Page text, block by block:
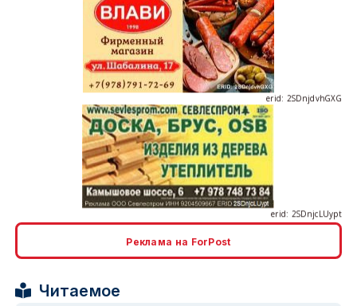
erid: 2SDnjdvhGXG
Реклама на ForPost
Читаемое